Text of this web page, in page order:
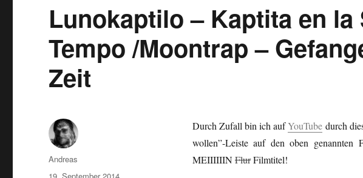
Lunokaptilo – Kaptita en la
Tempo /Moontrap –
Zeit
Durch Zufall bin ich aufYouTube durch
wollen”-Leiste auf den oben genannten
MEIIIIIINFlurFilmtitel!
Autor
Andreas
Veröffentlicht